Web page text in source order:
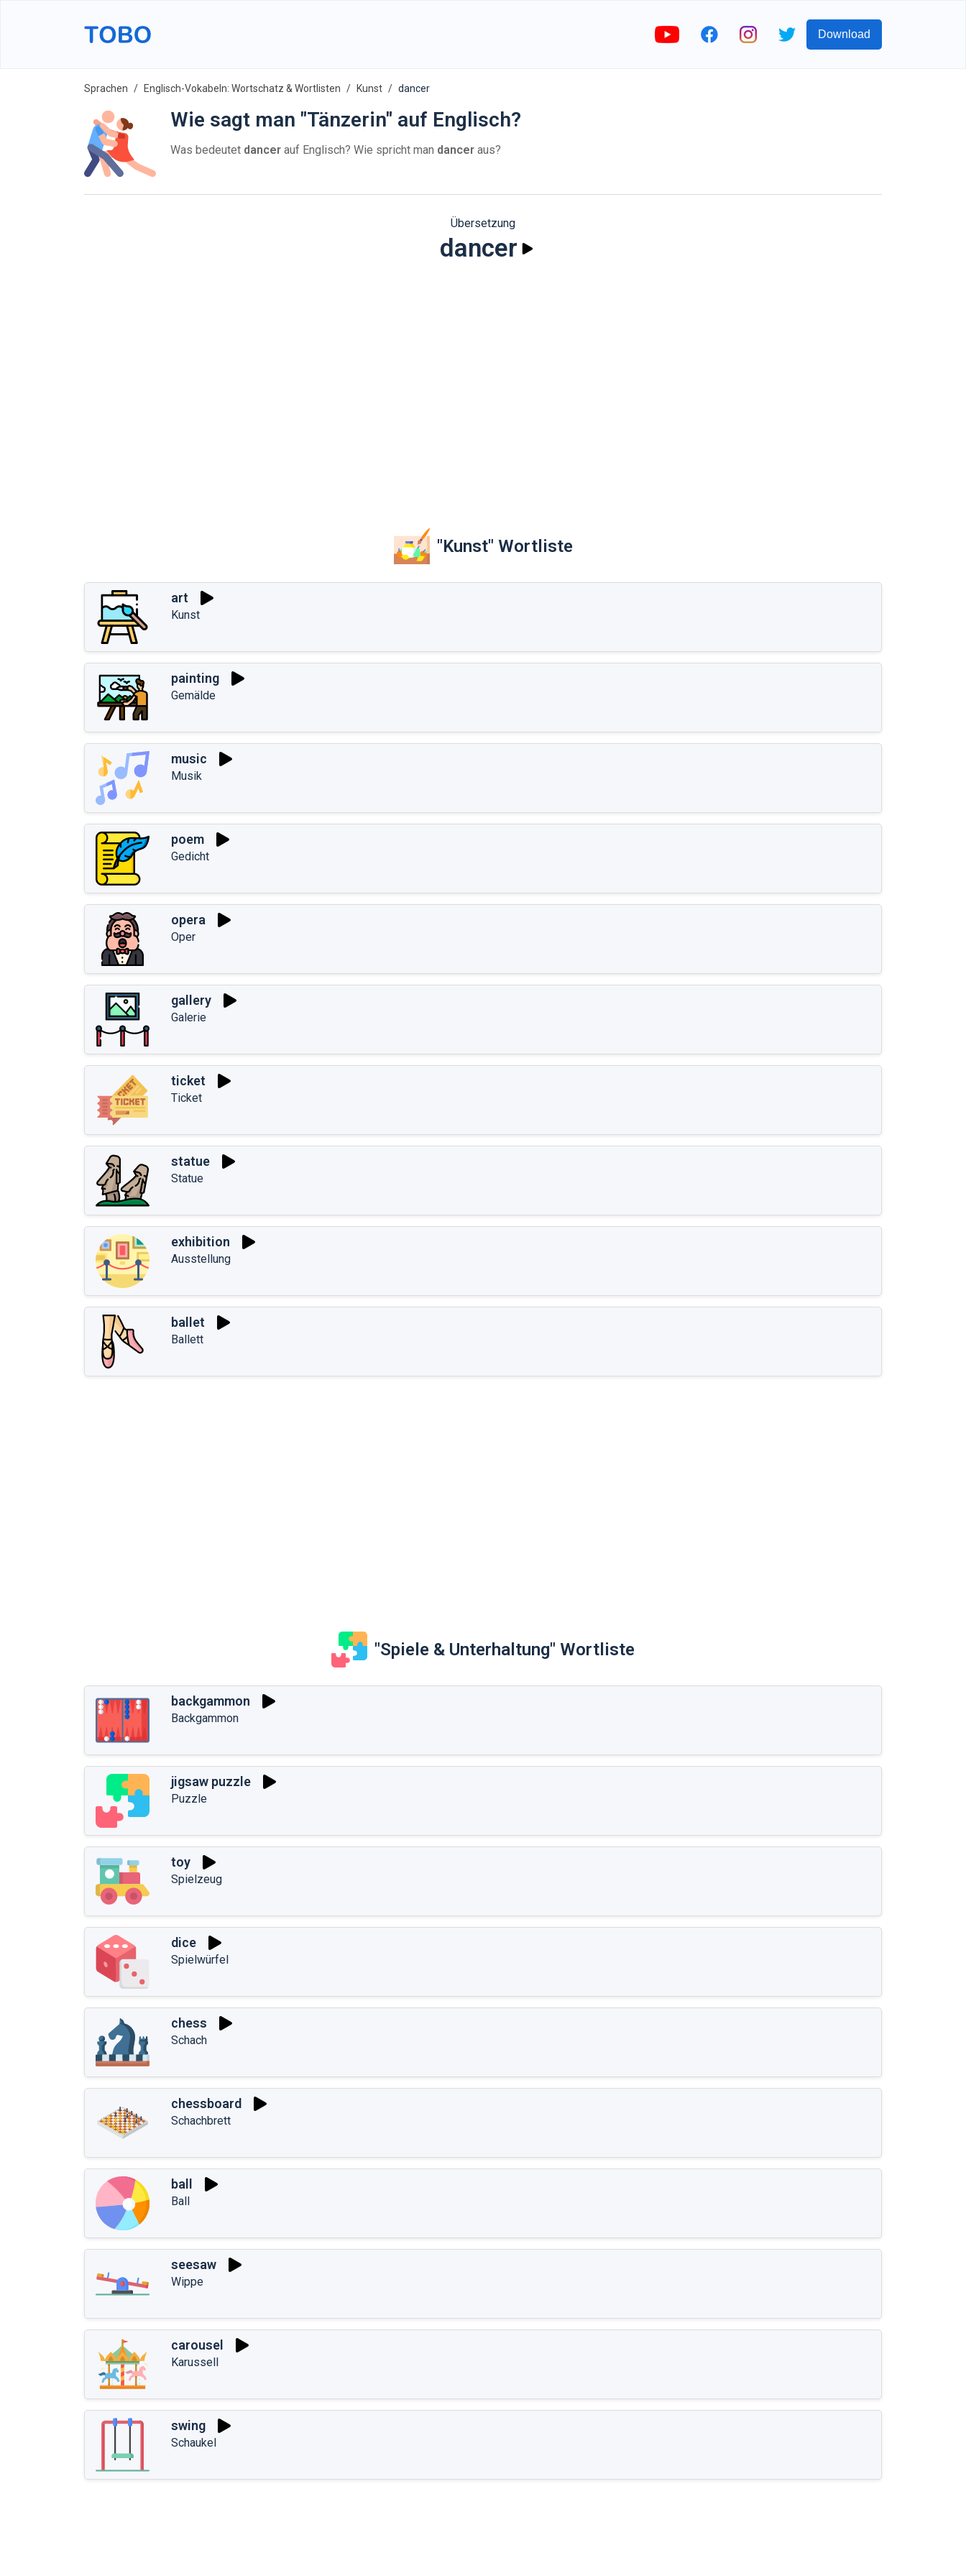
Download
Sprachen Englisch-Vokabeln: Wortschatz & Wortlisten Kunst dancer
Wie sagt man "Tänzerin" auf Englisch?
Was bedeutet dancer auf Englisch? Wie spricht man dancer aus?
Übersetzung
dancer
"Kunst" Wortliste
art
Kunst
painting
Gemälde
music
Musik
poem
Gedicht
opera
Oper
gallery
Galerie
ticket
Ticket
statue
Statue
exhibition
Ausstellung
ballet
Ballett
"Spiele & Unterhaltung" Wortliste
backgammon
Backgammon
jigsaw puzzle
Puzzle
toy
Spielzeug
dice
Spielwürfel
chess
Schach
chessboard
Schachbrett
ball
Ball
seesaw
Wippe
carousel
Karussell
swing
Schaukel